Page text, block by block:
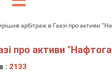
арбітраж в Гаазі про активи
про активи
: 2133